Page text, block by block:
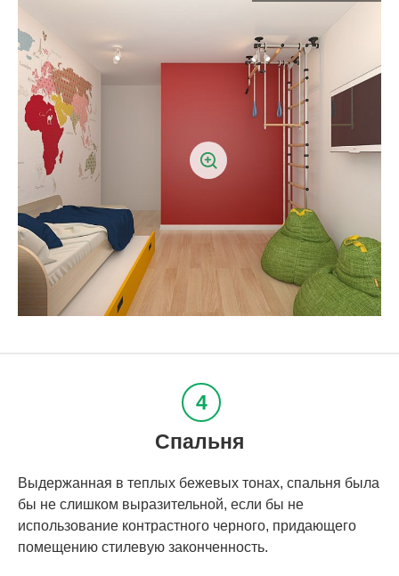
Спальня
Выдержанная в теплых бежевых тонах, спальня была
бы не слишком выразительной, если бы не
использование контрастного черного, придающего
помещению стилевую законченность.